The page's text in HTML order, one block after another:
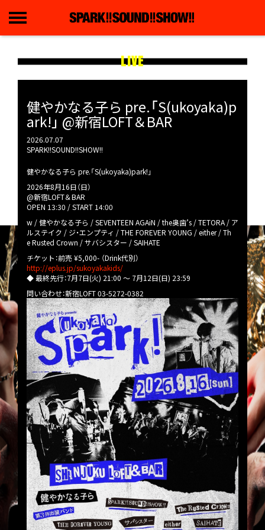
LIVE
健やかなる子ら pre.「S(ukoyaka)p
ark!」 @新宿LOFT＆BAR
2026.07.07
SPARK!!SOUND!!SHOW!!
健やかなる子ら pre.「S(ukoyaka)park!」
2026年8月16日（日）
@新宿LOFT＆BAR
OPEN 13:30 / START 14:00
w / 健やかなる子ら / SEVENTEEN AGAiN / the奥歯’s / TETORA / ア
ルステイク / ジ・エンプティ / THE FOREVER YOUNG / either / Th
e Rusted Crown / サバシスター / SAIHATE
チケット：前売 ¥5,000- （Drink代別）
http://eplus.jp/sukoyakakids/
◆ 最終先行：7月7日(火) 21:00 ～ 7月12日(日) 23:59
問い合わせ：新宿LOFT 03-5272-0382